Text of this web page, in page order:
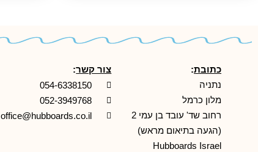
כתובת:
נתניה
מלון כרמל
רחוב שד' עובד בן עמי 2
(הגעה בתיאום מראש)
Hubboards Israel
צור קשר:
054-6338150
052-3949768
office@hubboards.co.il